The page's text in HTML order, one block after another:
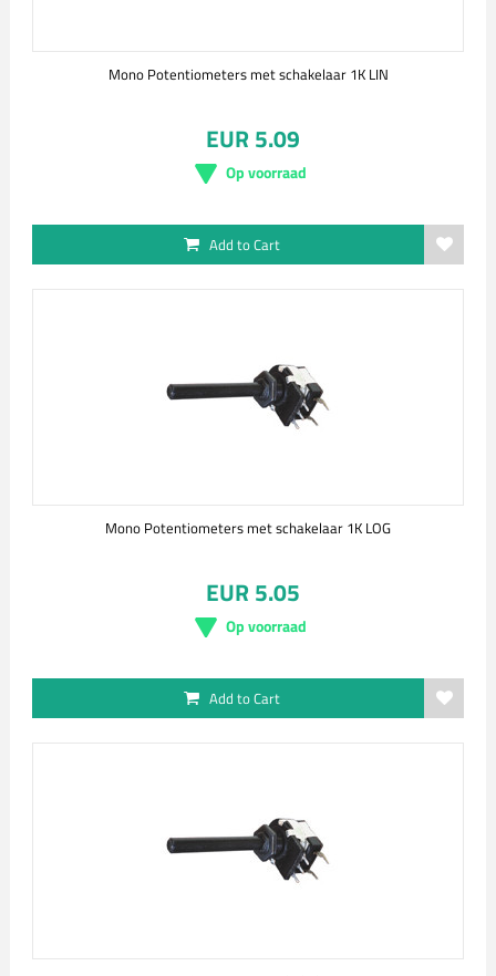
Mono Potentiometers met schakelaar 1K LIN
EUR 5.09
Op voorraad
Add to Cart
Mono Potentiometers met schakelaar 1K LOG
EUR 5.05
Op voorraad
Add to Cart